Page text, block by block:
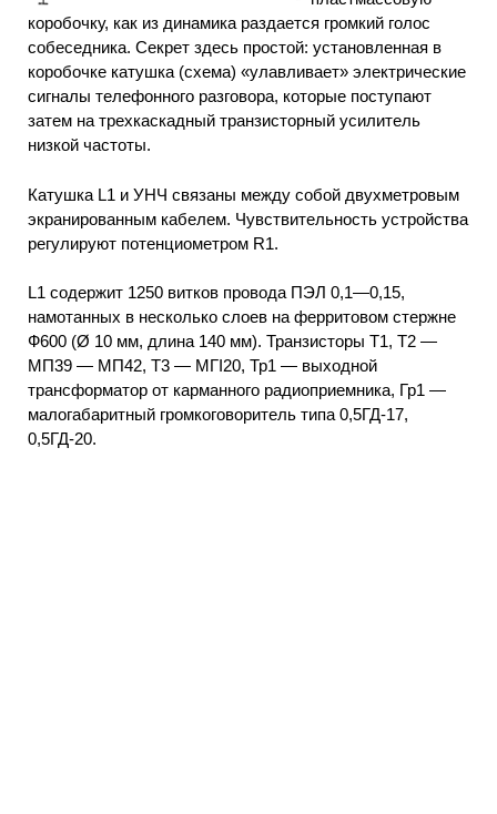
коробочку, как из динамика раздается громкий голос
собеседника. Секрет здесь простой: установленная в
коробочке катушка (схема) «улавливает» электрические
сигналы телефонного разговора, которые поступают
затем на трехкаскадный транзисторный усилитель
низкой частоты.
Катушка L1 и УНЧ связаны между собой двухметровым
экранированным кабелем. Чувствительность устройства
регулируют потенциометром R1.
L1 содержит 1250 витков провода ПЭЛ 0,1—0,15,
намотанных в несколько слоев на ферритовом стержне
Ф600 (Ø 10 мм, длина 140 мм). Транзисторы Т1, Т2 —
МП39 — МП42, Т3 — МГІ20, Тр1 — выходной
трансформатор от карманного радиоприемника, Гр1 —
малогабаритный громкоговоритель типа 0,5ГД-17,
0,5ГД-20.